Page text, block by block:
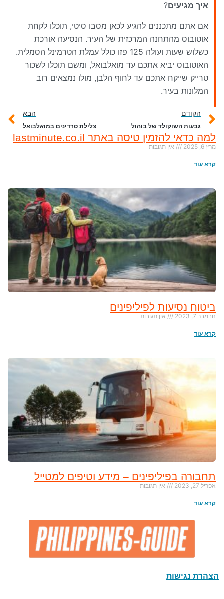
איך מגיעים?
אם אתם מתכננים להגיע לכאן מסבו סיטי, תוכלו לקחת
אוטובוס מהתחנה המרכזית של העיר. הנסיעה אורכת
כשלוש שעות ועולה 125 פזו כולל עמלת הטרמינל הסמלית.
האוטובוס יביא אתכם עד מואלבואל, ומשם תוכלו לשכור
טרייק שייקח אתכם עד לחוף הלבן, מולו נמצאים רוב
המלונות בעיר.
הקודם
גבעות השוקולד של בוהול
הבא
צלילת סרדינים במואלבואל
למה כדאי להזמין טיסה באתר lastminute.co.il
מרץ 6, 2025 אין תגובות
קרא עוד
ביטוח נסיעות לפיליפינים
נובמבר 7, 2023 אין תגובות
קרא עוד
תחבורה בפיליפינים – מידע וטיפים למטייל
אפריל 27, 2023 אין תגובות
קרא עוד
הצהרת נגישות